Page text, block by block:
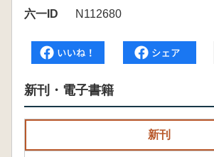
六一ID
N112680
新刊・電子書籍
新刊